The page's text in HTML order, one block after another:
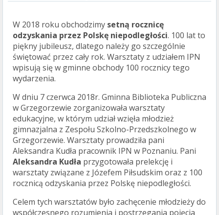
W 2018 roku obchodzimy setną rocznicę
odzyskania przez Polskę niepodległości. 100 lat to
piękny jubileusz, dlatego należy go szczególnie
świętować przez cały rok. Warsztaty z udziałem IPN
wpisują się w gminne obchody 100 rocznicy tego
wydarzenia.
W dniu 7 czerwca 2018r. Gminna Biblioteka Publiczna
w Grzegorzewie zorganizowała warsztaty
edukacyjne, w którym udział wzięła młodzież
gimnazjalna z Zespołu Szkolno-Przedszkolnego w
Grzegorzewie. Warsztaty prowadziła pani
Aleksandra Kudła pracownik IPN w Poznaniu. Pani
Aleksandra Kudła przygotowała prelekcję i
warsztaty związane z Józefem Piłsudskim oraz z 100
rocznicą odzyskania przez Polskę niepodległości.
Celem tych warsztatów było zachęcenie młodzieży do
współczesnego rozumienia i postrzegania pojęcia